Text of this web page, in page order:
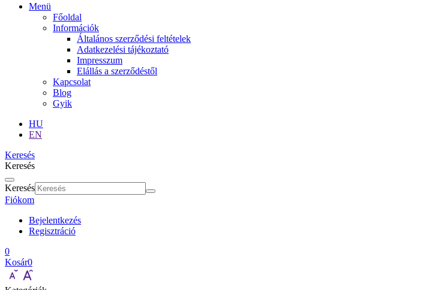
Menü
Főoldal
Információk
Általános szerződési feltételek
Adatkezelési tájékoztató
Impresszum
Elállás a szerződéstől
Kapcsolat
Blog
Gyik
HU
EN
Keresés
Keresés
Keresés
Fiókom
Bejelentkezés
Regisztráció
0
Kosár0